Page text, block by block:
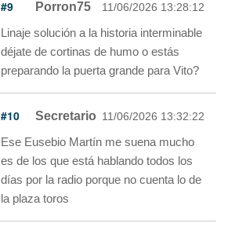
#9 Porron75 11/06/2026 13:28:12
Linaje solución a la historia interminable
déjate de cortinas de humo o estás
preparando la puerta grande para Vito?
#10 Secretario 11/06/2026 13:32:22
Ese Eusebio Martín me suena mucho
es de los que está hablando todos los
días por la radio porque no cuenta lo de
la plaza toros